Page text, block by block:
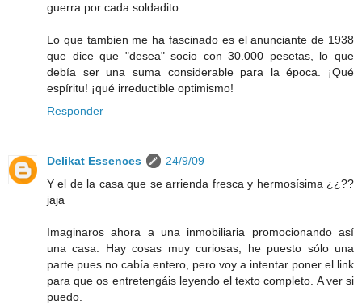
guerra por cada soldadito.
Lo que tambien me ha fascinado es el anunciante de 1938
que dice que "desea" socio con 30.000 pesetas, lo que
debía ser una suma considerable para la época. ¡Qué
espíritu! ¡qué irreductible optimismo!
Responder
Delikat Essences
24/9/09
Y el de la casa que se arrienda fresca y hermosísima ¿¿??
jaja
Imaginaros ahora a una inmobiliaria promocionando así
una casa. Hay cosas muy curiosas, he puesto sólo una
parte pues no cabía entero, pero voy a intentar poner el link
para que os entretengáis leyendo el texto completo. A ver si
puedo.